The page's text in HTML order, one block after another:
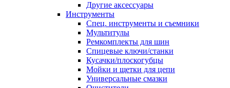
Другие аксессуары
Инструменты
Спец. инструменты и съемники
Мультитулы
Ремкомплекты для шин
Спицевые ключи/станки
Кусачки/плоскогубцы
Мойки и щетки для цепи
Универсальные смазки